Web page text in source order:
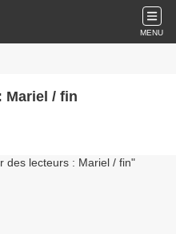
MENU
Mariel / fin